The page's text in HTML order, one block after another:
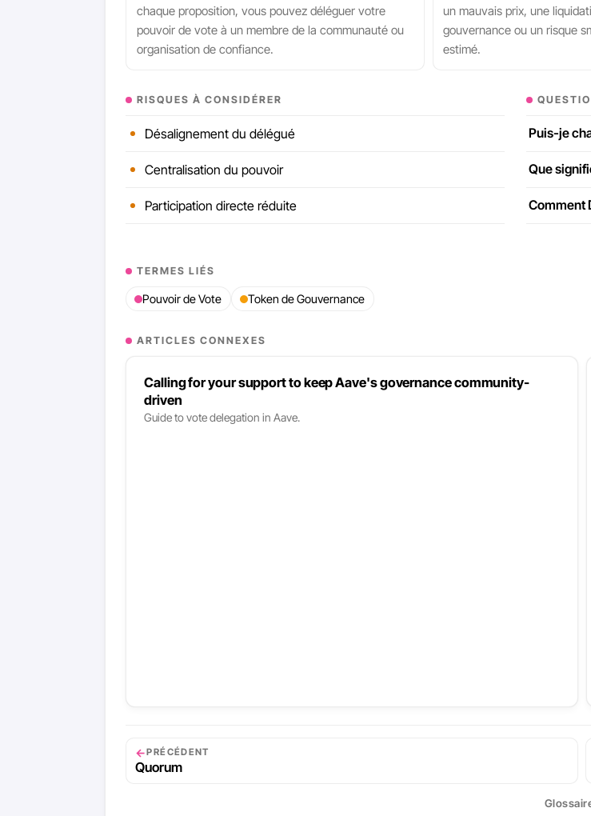
chaque proposition, vous pouvez déléguer votre
pouvoir de vote à un membre de la communauté ou
organisation de confiance.
un mauvais prix, une
gouvernance ou un risque
estimé.
RISQUES À CONSIDÉRER
Désalignement du délégué
Centralisation du pouvoir
Participation directe réduite
Puis-je
Que
Comment
TERMES LIÉS
Pouvoir de Vote Token de Gouvernance
ARTICLES CONNEXES
Calling for your support to keep Aave's governance community-
driven
Guide to vote delegation in Aave.
←PRÉCÉDENT
Quorum